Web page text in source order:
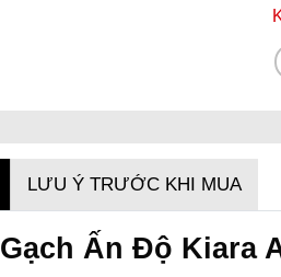
LƯU Ý TRƯỚC KHI MUA
Gạch Ấn Độ Kiara